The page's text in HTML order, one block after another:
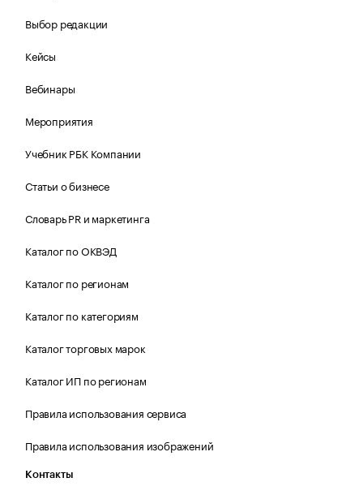
Выбор редакции
Кейсы
Вебинары
Мероприятия
Учебник РБК Компании
Статьи о бизнесе
Словарь PR и маркетинга
Каталог по ОКВЭД
Каталог по регионам
Каталог по категориям
Каталог торговых марок
Каталог ИП по регионам
Правила использования сервиса
Правила использования изображений
Контакты